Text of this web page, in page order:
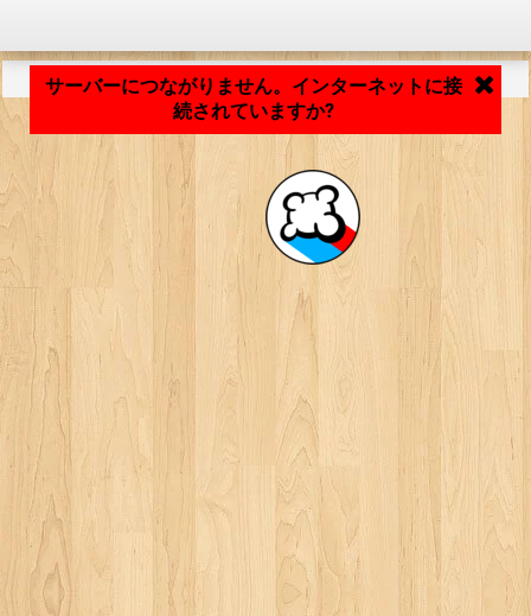
サーバーにつながりません。インターネットに接
続されていますか?
アプリケーションの読み込み中... ...